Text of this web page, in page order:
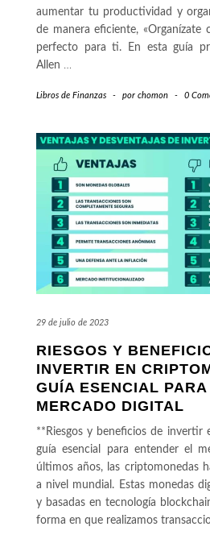
aumentar tu productividad y
de manera eficiente, «Organízate
perfecto para ti. En esta guía
Allen …
Libros de Finanzas - por chomon - 0
29 de julio de 2023
RIESGOS Y
INVERTIR EN
GUÍA ESENCIAL
MERCADO DIGITAL
**Riesgos y beneficios de invertir
guía esencial para entender el
últimos años, las criptomonedas
a nivel mundial. Estas monedas
y basadas en tecnología
forma en que realizamos